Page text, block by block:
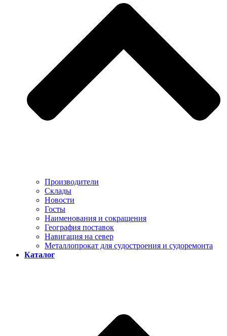
Производители
Склады
Новости
Госты
Наименования и сокращения
География поставок
Навигация на север
Металлопрокат для судостроения и судоремонта
Каталог